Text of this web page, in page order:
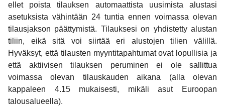
ellet poista tilauksen automaattista uusimista alustasi
asetuksista vähintään 24 tuntia ennen voimassa olevan
tilausjakson päättymistä. Tilauksesi on yhdistetty alustan
tiliin, eikä sitä voi siirtää eri alustojen tilien välillä.
Hyväksyt, että tilausten myyntitapahtumat ovat lopullisia ja
että aktiivisen tilauksen peruminen ei ole sallittua
voimassa olevan tilauskauden aikana (alla olevan
kappaleen 4.15 mukaisesti, mikäli asut Euroopan
talousalueella).